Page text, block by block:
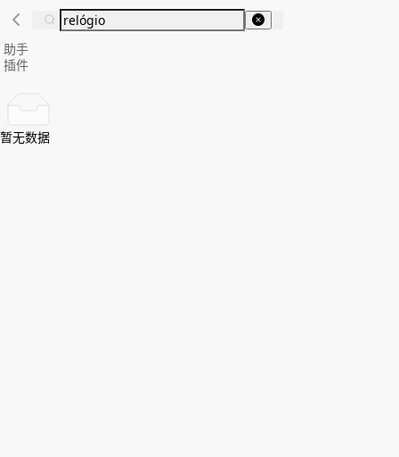
助手
插件
暂无数据